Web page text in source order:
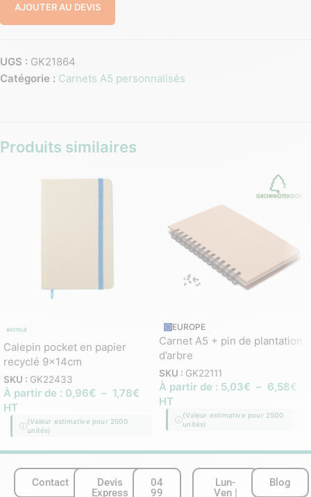
AJOUTER AU DEVIS
UGS : GK21864
Catégorie : Carnets A5 personnalisés
Produits similaires
Calepin pocket en papier
recyclé 9x14cm
SKU : GK22433
À partir de : 0,96€ – 1,78€
HT
(Valeur estimative pour 2500
unités)
EUROPE
Carnet A5 + pin de plantation
d’arbre
SKU : GK22111
À partir de : 5,03€ – 6,58€
HT
(Valeur estimative pour 2500
unités)
Contact
Devis
Express
04
99
Lun-
Ven |
Blog